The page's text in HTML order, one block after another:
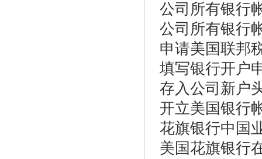
公司所有银行
公司所有银行
申请美国联邦
填写银行开户
存入公司新户
开立美国银行
花旗银行中国
美国花旗银行